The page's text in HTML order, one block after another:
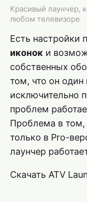
Красивый лаунчер,
любом телевизоре
Есть настройки
иконок и
собственных
том, что он один
исключительно
проблем
Проблема в том,
только в Pro-
лаунчер
Скачать ATV